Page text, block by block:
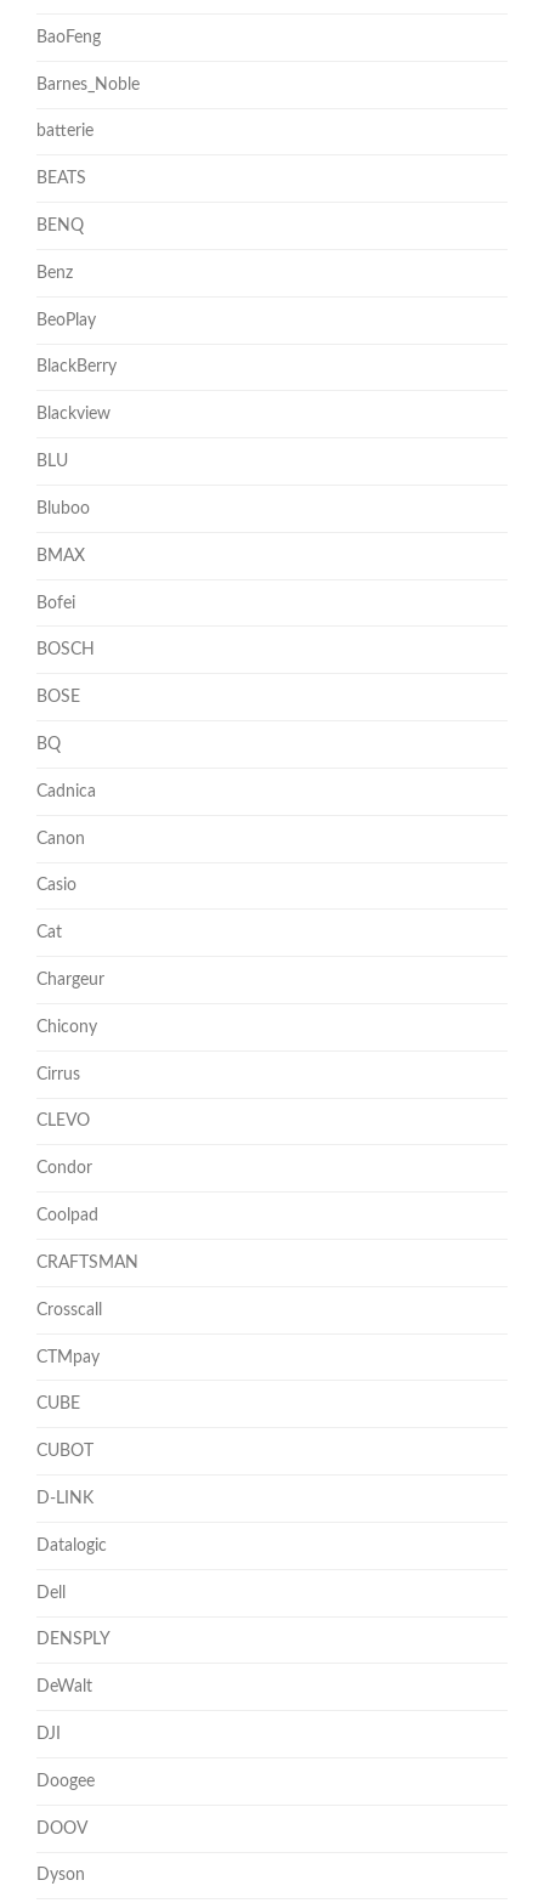
BaoFeng
Barnes_Noble
batterie
BEATS
BENQ
Benz
BeoPlay
BlackBerry
Blackview
BLU
Bluboo
BMAX
Bofei
BOSCH
BOSE
BQ
Cadnica
Canon
Casio
Cat
Chargeur
Chicony
Cirrus
CLEVO
Condor
Coolpad
CRAFTSMAN
Crosscall
CTMpay
CUBE
CUBOT
D-LINK
Datalogic
Dell
DENSPLY
DeWalt
DJI
Doogee
DOOV
Dyson